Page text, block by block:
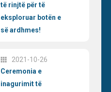
të rinjtë për të
eksploruar botën e
së ardhmes!
2021-10-26
Ceremonia e
inagurimit të